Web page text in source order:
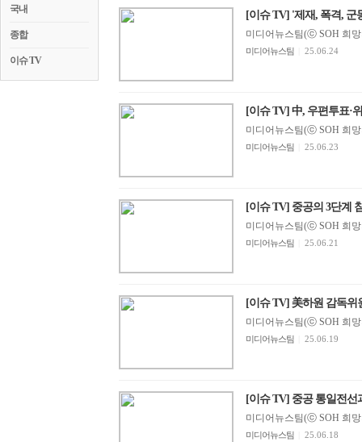
국내
종합
이슈 TV
[이슈 TV] '제재, 폭격, 군
미디어뉴스팀(ⓒ SOH 희망
미디어뉴스팀 25.06.24
[이슈 TV] 中, 우편투표·
미디어뉴스팀(ⓒ SOH 희망
미디어뉴스팀 25.06.23
[이슈 TV] 중공의 3단계
미디어뉴스팀(ⓒ SOH 희망
미디어뉴스팀 25.06.21
[이슈 TV] 美하원 감독위
미디어뉴스팀(ⓒ SOH 희망
미디어뉴스팀 25.06.19
[이슈 TV] 중공 통일전선
미디어뉴스팀(ⓒ SOH 희망
미디어뉴스팀 25.06.18